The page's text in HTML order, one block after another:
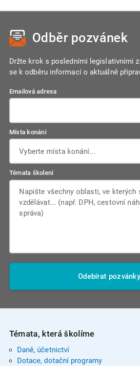
podávání výkazů i nový systém JMHZ.
náběh, odchytání případných "porodních
minimalizovat rizika pro
Odběr pozvánek
Držte krok s posledními legislativními
se k odběru informací o aktuálně
Emailová adresa
Místa konání
Vyberte místa konání...
Témata školení
Odebírat pozvánky
Témata, která školíme
Daně, účetnictví
Dotace, dotační programy